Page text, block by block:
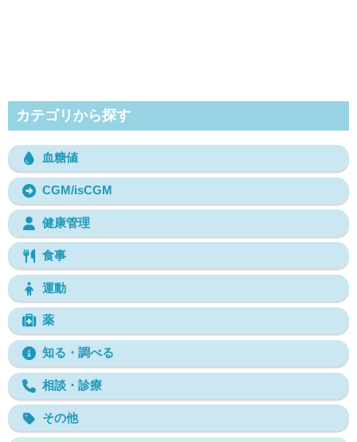
カテゴリから探す
血糖値
CGM/isCGM
健康管理
食事
運動
薬
知る・調べる
相談・診療
その他